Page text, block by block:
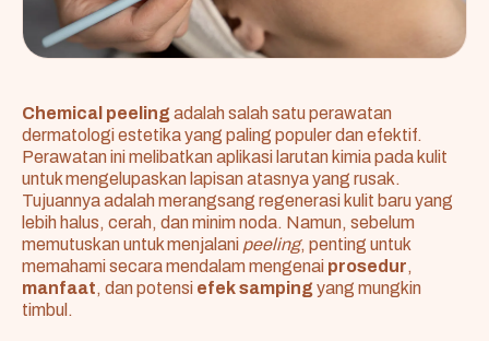
Chemical peeling adalah salah satu perawatan
dermatologi estetika yang paling populer dan efektif.
Perawatan ini melibatkan aplikasi larutan kimia pada kulit
untuk mengelupaskan lapisan atasnya yang rusak.
Tujuannya adalah merangsang regenerasi kulit baru yang
lebih halus, cerah, dan minim noda. Namun, sebelum
memutuskan untuk menjalani peeling, penting untuk
memahami secara mendalam mengenai prosedur,
manfaat, dan potensi efek samping yang mungkin
timbul.